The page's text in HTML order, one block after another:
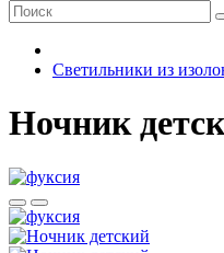
Светильники из
Ночник